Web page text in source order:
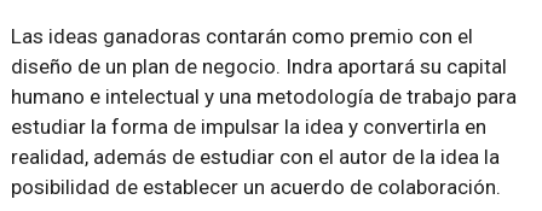
Las ideas ganadoras contarán como premio con el
diseño de un plan de negocio. Indra aportará su capital
humano e intelectual y una metodología de trabajo para
estudiar la forma de impulsar la idea y convertirla en
realidad, además de estudiar con el autor de la idea la
posibilidad de establecer un acuerdo de colaboración.